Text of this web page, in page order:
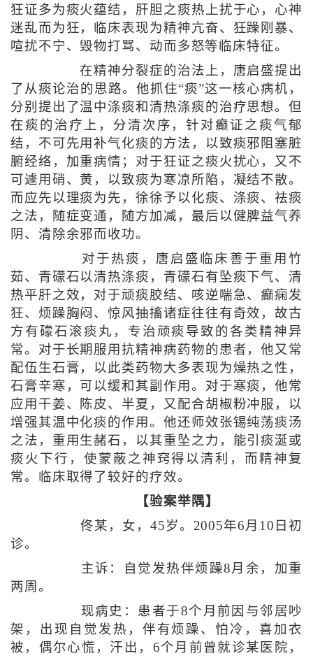
狂证多为痰火蕴结，肝胆之痰热上扰于心，心神
迷乱而为狂，临床表现为精神亢奋、狂躁刚暴、
喧扰不宁、毁物打骂、动而多怒等临床特征。
在精神分裂症的治法上，唐启盛提出
了从痰论治的思路。他抓住“痰”这一核心病机，
分别提出了温中涤痰和清热涤痰的治疗思想。但
在痰的治疗上，分清次序，针对癫证之痰气郁
结，不可先用补气化痰的方法，以致痰邪阻塞脏
腑经络，加重病情；对于狂证之痰火扰心，又不
可遽用硝、黄，以致痰为寒凉所陷，凝结不散。
而应先以理痰为先，徐徐予以化痰、涤痰、祛痰
之法，随症变通，随方加减，最后以健脾益气养
阴、清除余邪而收功。
对于热痰，唐启盛临床善于重用竹
茹、青礞石以清热涤痰，青礞石有坠痰下气、清
热平肝之效，对于顽痰胶结、咳逆喘急、癫痫发
狂、烦躁胸闷、惊风抽搐诸症往往有奇效，故古
方有礞石滚痰丸，专治顽痰导致的各类精神异
常。对于长期服用抗精神病药物的患者，他又常
配伍生石膏，以此类药物大多表现为燥热之性，
石膏辛寒，可以缓和其副作用。对于寒痰，他常
应用干姜、陈皮、半夏，又配合胡椒粉冲服，以
增强其温中化痰的作用。他还师效张锡纯荡痰汤
之法，重用生赭石，以其重坠之力，能引痰涎或
痰火下行，使蒙蔽之神窍得以清利，而精神复
常。临床取得了较好的疗效。
【验案举隅】
佟某，女，45岁。2005年6月10日初
诊。
主诉：自觉发热伴烦躁8月余，加重
两周。
现病史：患者于8个月前因与邻居吵
架，出现自觉发热，伴有烦躁、怕冷，喜加衣
被，偶尔心慌，汗出，6个月前曾就诊某医院，